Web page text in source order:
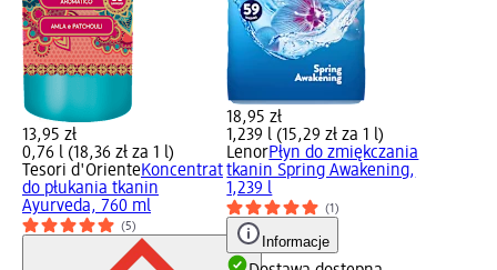
13,95 zł
0,76 l (18,36 zł za 1 l)
Tesori d'OrienteKoncentrat
do płukania tkanin
Ayurveda, 760 ml
(5)
18,95 zł
1,239 l (15,29 zł za 1 l)
LenorPłyn do zmiękczania
tkanin Spring Awakening,
1,239 l
(1)
Informacje